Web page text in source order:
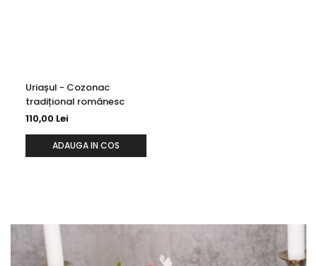
Uriașul - Cozonac
tradițional românesc
110,00 Lei
ADAUGA IN COS